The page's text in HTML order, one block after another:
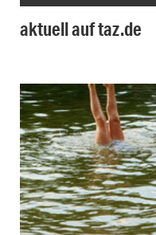
aktuell auf taz.de